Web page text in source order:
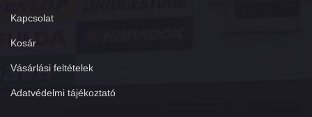
Kapcsolat
Kosár
Vásárlási feltételek
Adatvédelmi tájékoztató